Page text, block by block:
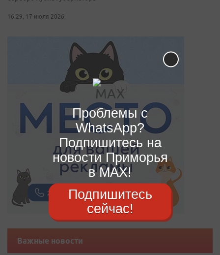
16:29, 17 июля 2026
Важные новости
Проблемы с
WhatsApp?
Подпишитесь на
новости Приморья
в MAX!
Подпишитесь
сейчас!